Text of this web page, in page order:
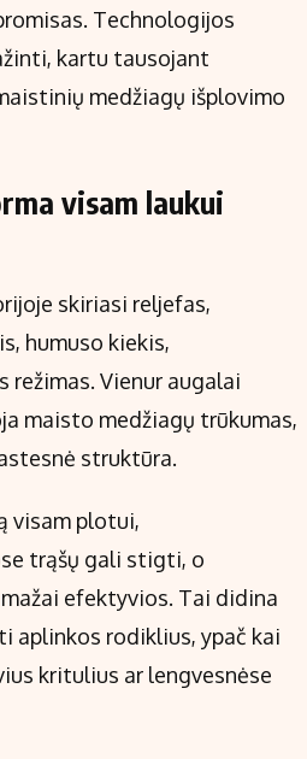
Technologijos
kartu tausojant
medžiagų išplovimo
visam laukui
skiriasi reljefas,
humuso kiekis,
režimas. Vienur augalai
maisto medžiagų trūkumas,
struktūra.
visam plotui,
trąšų gali stigti, o
efektyvios. Tai didina
aplinkos rodiklius, ypač kai
kritulius ar lengvesnėse